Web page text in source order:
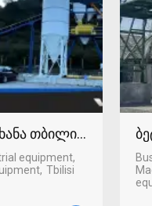
თბილისში
equipment,
Tbilisi